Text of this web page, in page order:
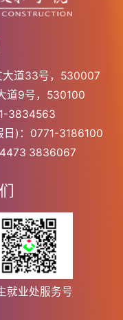
大道33号，530007
道9号，530100
3834563
日)：0771-3186100
3836067
就业处服务号